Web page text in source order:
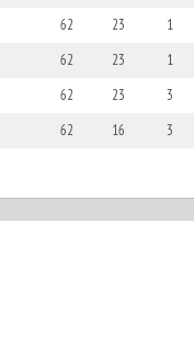
62 23
1
62 23
1
62 23
3
62 16 3